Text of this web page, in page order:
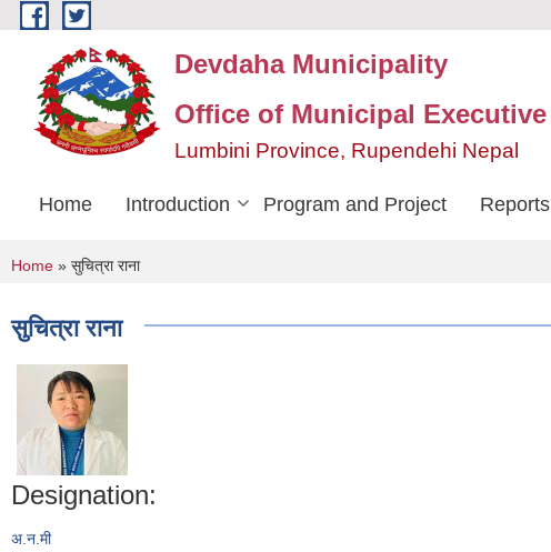
Skip to main content
Devdaha Municipality
Office of Municipal Executive
Lumbini Province, Rupendehi Nepal
Home Introduction Program and Project Reports
You are here
Home » सुचित्रा राना
सुचित्रा राना
Designation:
अ.न.मी